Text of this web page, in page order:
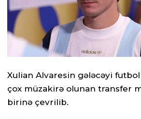
Xulian Alvaresin gələcəyi futbol
çox müzakirə olunan transfer
birinə çevrilib.